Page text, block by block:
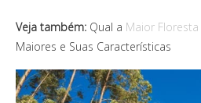
Veja também: Qual a Maior
Maiores e Suas Características